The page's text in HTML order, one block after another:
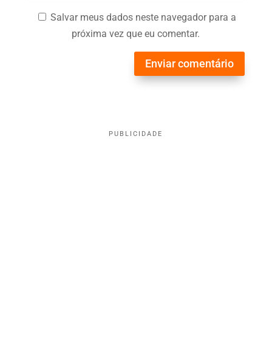
Salvar meus dados neste navegador para a
próxima vez que eu comentar.
Enviar comentário
PUBLICIDADE